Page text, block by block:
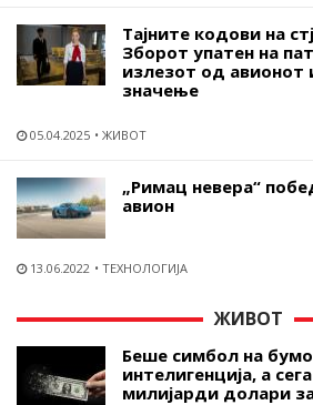
Тајните кодови на
Зборот упатен на
излезот од авионот
значење
05.04.2025 ЖИВОТ
„Римац невера“
авион
13.06.2022 ТЕХНОЛОГИЈА
ЖИВОТ
Беше симбол на
интелигенција, а
милијарди долари